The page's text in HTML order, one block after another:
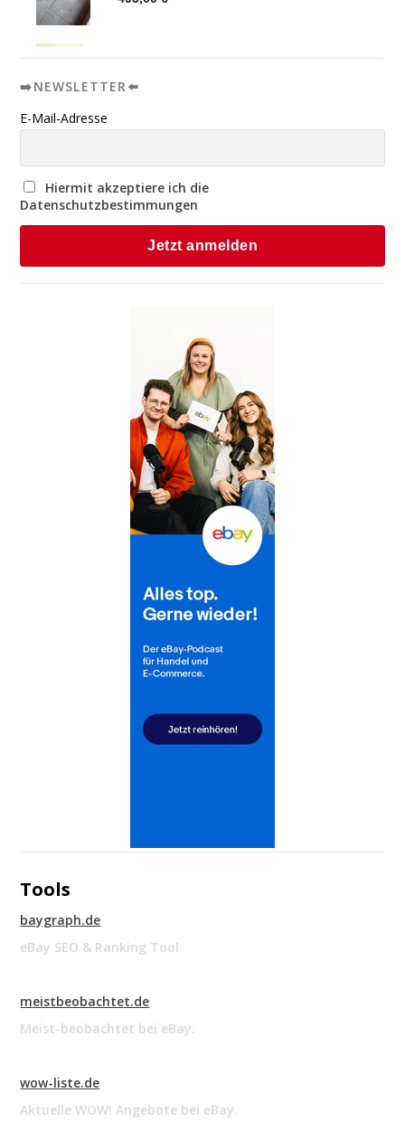
➡️NEWSLETTER⬅️
E-Mail-Adresse
Hiermit akzeptiere ich die
Datenschutzbestimmungen
Tools
baygraph.de
eBay SEO & Ranking Tool
meistbeobachtet.de
Meist-beobachtet bei eBay.
wow-liste.de
Aktuelle WOW! Angebote bei eBay.